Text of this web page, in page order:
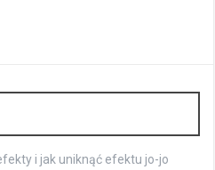
i jak uniknąć efektu jo-jo